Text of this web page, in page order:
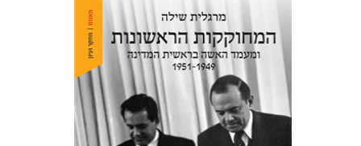
מרגלית שילה